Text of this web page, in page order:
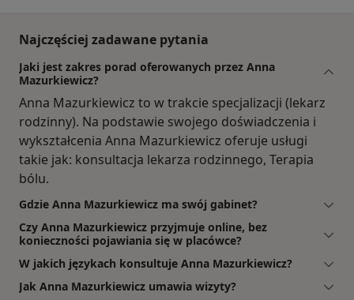
Najczęściej zadawane pytania
Jaki jest zakres porad oferowanych przez Anna
Mazurkiewicz?
Anna Mazurkiewicz to w trakcie specjalizacji (lekarz
rodzinny). Na podstawie swojego doświadczenia i
wykształcenia Anna Mazurkiewicz oferuje usługi
takie jak: konsultacja lekarza rodzinnego, Terapia
bólu.
Gdzie Anna Mazurkiewicz ma swój gabinet?
Czy Anna Mazurkiewicz przyjmuje online, bez
konieczności pojawiania się w placówce?
W jakich językach konsultuje Anna Mazurkiewicz?
Jak Anna Mazurkiewicz umawia wizyty?